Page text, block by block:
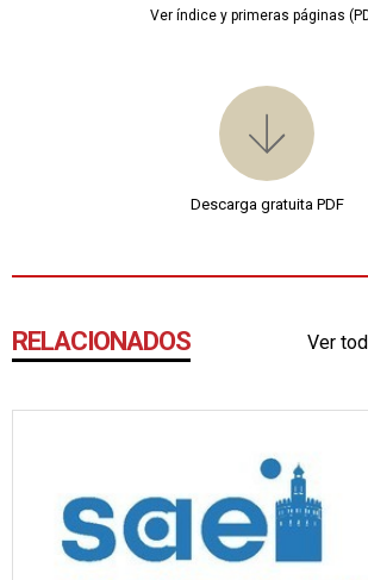
Ver índice y primeras páginas
Descarga gratuita PDF
RELACIONADOS Ver